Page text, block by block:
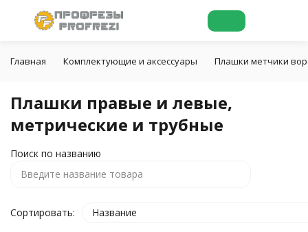
Главная Комплектующие и аксессуары Плашки метчики
Плашки правые и левые,
метрические и трубные
Поиск по названию
Сортировать: Название